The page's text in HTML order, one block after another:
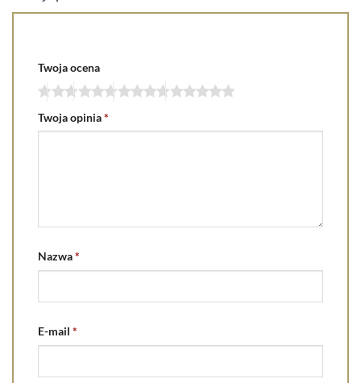
Twoja ocena
Twoja opinia*
Nazwa*
E-mail *